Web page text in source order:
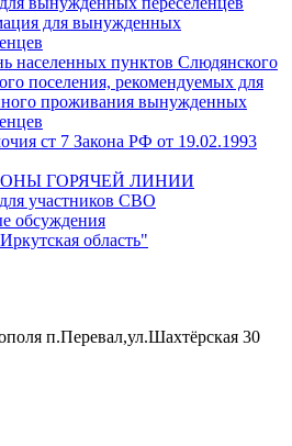
для вынужденных
населенных пунктов Слюдянского
поселения, рекомендуемых для
проживания вынужденных
ст 7 Закона РФ от 19.02.1993
ГОРЯЧЕЙ ЛИНИИ
участников СВО
обсуждения
область"
п.Перевал,ул.Шахтёрская 30